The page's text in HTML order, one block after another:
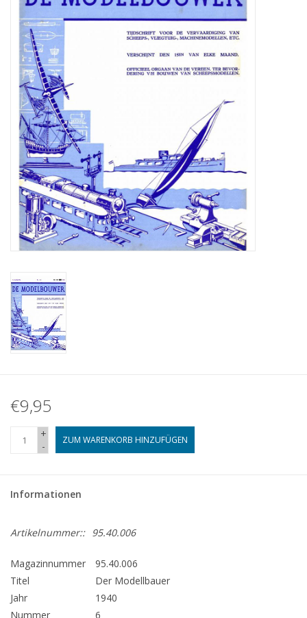
Zeitschriften
Neue Zeichnungen
NEUE ZEITSCHRIFTEN
ABONNEMENT DER
MODELLBAUER
Baubeschreibungen
€9,95
+
-
ZUM WARENKORB HINZUFÜGEN
Informationen
Artikelnummer:: 95.40.006
Magazinnummer
95.40.006
Titel
Der Modellbauer
Jahr
1940
Nummer
6